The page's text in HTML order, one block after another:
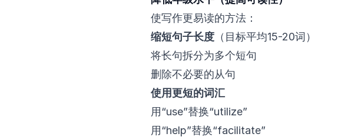
使写作更易读的方法：
缩短句子长度 （目标平均15-20词）
将长句拆分为多个短句
删除不必要的从句
使用更短的词汇
用“use”替换“utilize”
用“help”替换“facilitate”